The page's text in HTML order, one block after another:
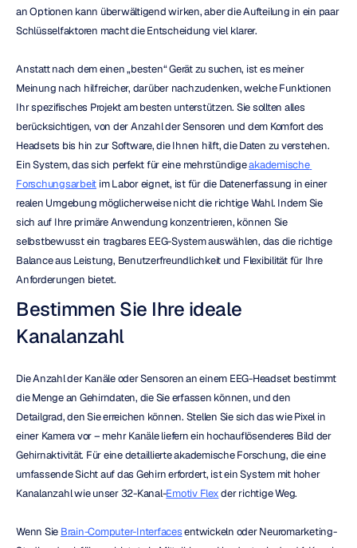
an Optionen kann überwältigend wirken, aber die Aufteilung in ein paar
Schlüsselfaktoren macht die Entscheidung viel klarer.
Anstatt nach dem einen „besten“ Gerät zu suchen, ist es meiner
Meinung nach hilfreicher, darüber nachzudenken, welche Funktionen
Ihr spezifisches Projekt am besten unterstützen. Sie sollten alles
berücksichtigen, von der Anzahl der Sensoren und dem Komfort des
Headsets bis hin zur Software, die Ihnen hilft, die Daten zu verstehen.
Ein System, das sich perfekt für eine mehrstündige akademische
Forschungsarbeit im Labor eignet, ist für die Datenerfassung in einer
realen Umgebung möglicherweise nicht die richtige Wahl. Indem Sie
sich auf Ihre primäre Anwendung konzentrieren, können Sie
selbstbewusst ein tragbares EEG-System auswählen, das die richtige
Balance aus Leistung, Benutzerfreundlichkeit und Flexibilität für Ihre
Anforderungen bietet.
Bestimmen Sie Ihre ideale
Kanalanzahl
Die Anzahl der Kanäle oder Sensoren an einem EEG-Headset bestimmt
die Menge an Gehirndaten, die Sie erfassen können, und den
Detailgrad, den Sie erreichen können. Stellen Sie sich das wie Pixel in
einer Kamera vor – mehr Kanäle liefern ein hochauflösenderes Bild der
Gehirnaktivität. Für eine detaillierte akademische Forschung, die eine
umfassende Sicht auf das Gehirn erfordert, ist ein System mit hoher
Kanalanzahl wie unser 32-Kanal-Emotiv Flex der richtige Weg.
Wenn Sie Brain-Computer-Interfaces entwickeln oder Neuromarketing-